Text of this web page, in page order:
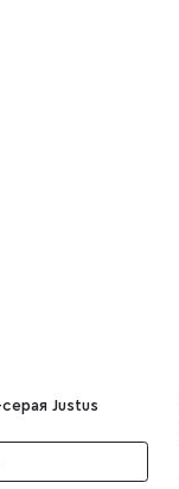
Justus